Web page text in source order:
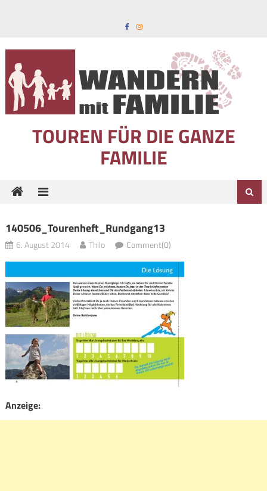
TOUREN FÜR DIE GANZE
FAMILIE
140506_Tourenheft_Rundgang13
6. August 2014 Thilo Comment(0)
Anzeige: